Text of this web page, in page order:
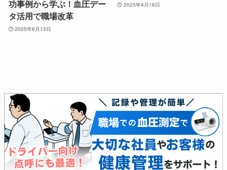
功事例から学ぶ！血圧デー
タ活用で職場改革
2025年6月13日
2025年4月16日